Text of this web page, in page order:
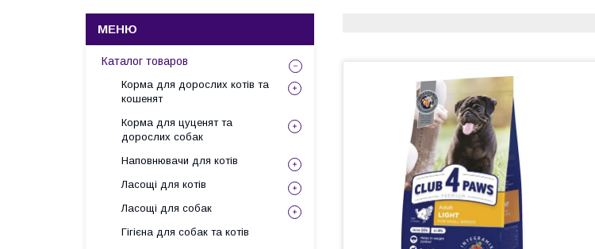
Каталог товаров
Корма для дорослих котів та
кошенят
Корма для цуценят та
дорослих собак
Наповнювачи для котів
Ласощі для котів
Ласощі для собак
Гігієна для собак та котів